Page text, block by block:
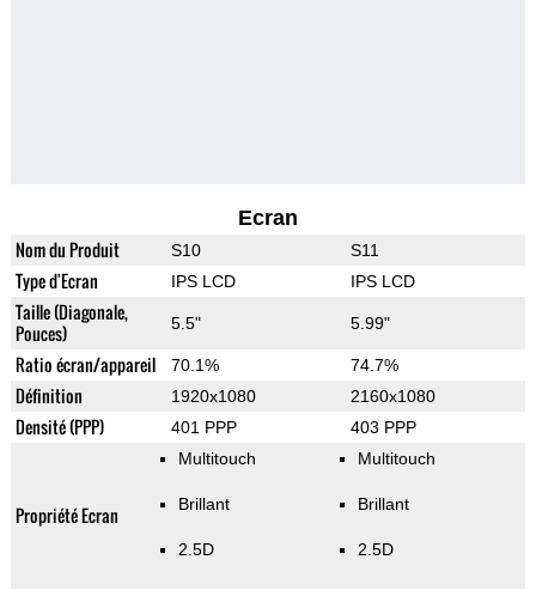
Ecran
Nom du Produit S10 S11
Type d'Ecran IPS LCD IPS LCD
Taille (Diagonale,
Pouces)
5.5" 5.99"
Ratio écran/appareil 70.1% 74.7%
Définition 1920x1080 2160x1080
Densité (PPP) 401 PPP 403 PPP
Propriété Ecran
Multitouch
Brillant
2.5D
Multitouch
Brillant
2.5D